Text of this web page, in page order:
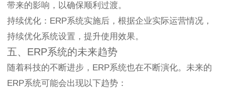
带来的影响，以确保顺利过渡。
持续优化：ERP系统实施后，根据企业实际运营情况，
持续优化系统设置，提升使用效果。
五、ERP系统的未来趋势
随着科技的不断进步，ERP系统也在不断演化。未来的
ERP系统可能会出现以下趋势：